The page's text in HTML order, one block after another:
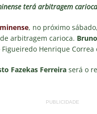
pela Copa do Brasil
NOTÍCIAS
] Remo X Santos — Oitavas
DE APOSTAS
NOTÍCIAS
terá arbitragem
, no próximo
arbitragem carioca.
Henrique
Fazekas Ferreira será o
PUBLICIDADE